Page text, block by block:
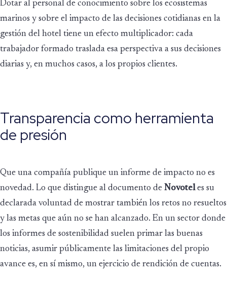
Dotar al personal de conocimiento sobre los ecosistemas
marinos y sobre el impacto de las decisiones cotidianas en la
gestión del hotel tiene un efecto multiplicador: cada
trabajador formado traslada esa perspectiva a sus decisiones
diarias y, en muchos casos, a los propios clientes.
Transparencia como herramienta
de presión
Que una compañía publique un informe de impacto no es
novedad. Lo que distingue al documento de Novoteles su
declarada voluntad de mostrar también los retos no resueltos
y las metas que aún no se han alcanzado. En un sector donde
los informes de sostenibilidad suelen primar las buenas
noticias, asumir públicamente las limitaciones del propio
avance es, en sí mismo, un ejercicio de rendición de cuentas.